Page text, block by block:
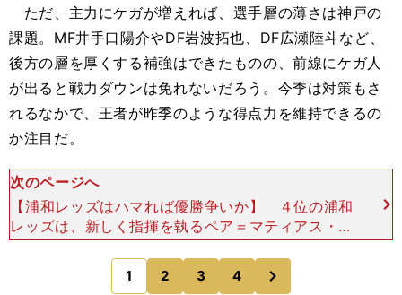
ただ、主力にケガが増えれば、選手層の薄さは神戸の
課題。MF井手口陽介やDF岩波拓也、DF広瀬陸斗など、
後方の層を厚くする補強はできたものの、前線にケガ人
が出ると戦力ダウンは免れないだろう。今季は対策もさ
れるなかで、王者が昨季のような得点力を維持できるの
か注目だ。
次のページへ
【浦和レッズはハマれば優勝争いか】 ４位の浦和
レッズは、新しく指揮を執るペア＝マティアス・ヘ
グモ監督の攻撃的でアグレッシブなサッカーが期待
できる。補強においてもFWチアゴ・サンタナの獲
得をはじめ、M
1 2 3 4
のページへ